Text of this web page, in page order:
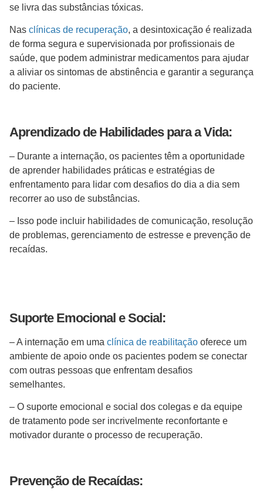
se livra das substâncias tóxicas.
Nas clínicas de recuperação, a desintoxicação é realizada
de forma segura e supervisionada por profissionais de
saúde, que podem administrar medicamentos para ajudar
a aliviar os sintomas de abstinência e garantir a segurança
do paciente.
Aprendizado de Habilidades para a Vida:
– Durante a internação, os pacientes têm a oportunidade
de aprender habilidades práticas e estratégias de
enfrentamento para lidar com desafios do dia a dia sem
recorrer ao uso de substâncias.
– Isso pode incluir habilidades de comunicação, resolução
de problemas, gerenciamento de estresse e prevenção de
recaídas.
Suporte Emocional e Social:
– A internação em uma clínica de reabilitação oferece um
ambiente de apoio onde os pacientes podem se conectar
com outras pessoas que enfrentam desafios
semelhantes.
– O suporte emocional e social dos colegas e da equipe
de tratamento pode ser incrivelmente reconfortante e
motivador durante o processo de recuperação.
Prevenção de Recaídas: